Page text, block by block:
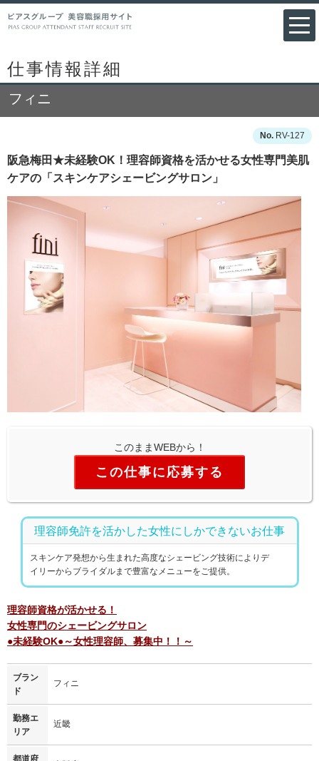
仕事情報詳細
フィニ
RV-127
阪急梅田★未経験OK！理容師資格を活かせる女性専門美肌
ケアの「スキンケアシェービングサロン」
このままWEBから！
この仕事に応募する
理容師免許を活かした女性にしかできないお仕事
スキンケア発想から生まれた高度なシェービング技術によりデ
イリーからブライダルまで豊富なメニューをご提供。
理容師資格が活かせる！
女性専門のシェービングサロン
●未経験OK●～女性理容師、募集中！！～
ブラン
ド
フィニ
勤務エ
リア
近畿
都道府